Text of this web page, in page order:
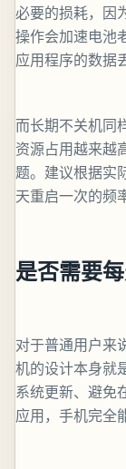
必要的损耗，因
操作会加速电池
应用程序的数据
而长期不关机同
资源占用越来越
题。建议根据实
天重启一次的频
是否需要
对于普通用户来
机的设计本身就
系统更新、避免
应用，手机完全